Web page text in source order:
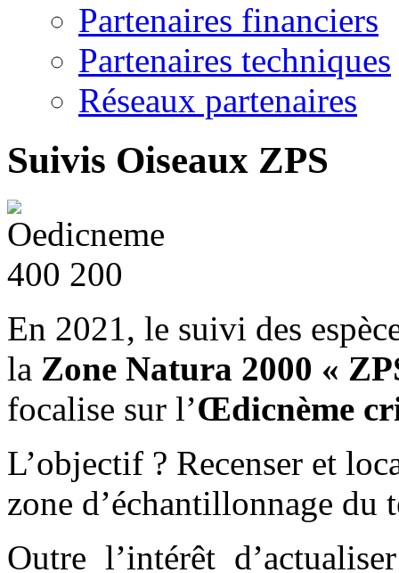
Partenaires financiers
Partenaires techniques
Réseaux partenaires
Suivis Oiseaux ZPS
En 2021, le suivi des
la Zone Natura 2000 «
focalise sur l’Œdicnème
L’objectif ? Recenser et
zone d’échantillonnage du
Outre l’intérêt